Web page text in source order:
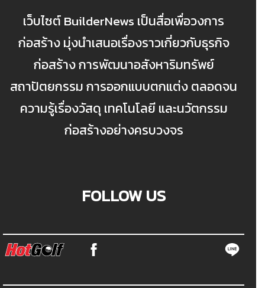
เว็บไซต์ BuilderNews เป็นสื่อเพื่อวงการ
ก่อสร้าง มุ่งนำเสนอเรื่องราวเกี่ยวกับธุรกิจ
ก่อสร้าง การพัฒนาอสังหาริมทรัพย์
สถาปัตยกรรม การออกแบบตกแต่ง ตลอดจน
ความรู้เรื่องวัสดุ เทคโนโลยี และนวัตกรรม
ก่อสร้างอย่างครบวงจร
FOLLOW US